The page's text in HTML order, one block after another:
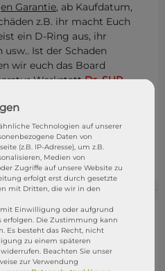
Garantie, ab Kaufdatum,
z.B. ihr macht Euch
ein D-Ring aus, ihr
Ist der Schaden
wir euch das Board
WerkstattDr. SUP.
Eure Rechte aus dem
bleibt natürlich
mit derDR. SUP
Technologien auf unserer
Daten von
(z.B. IP-Adresse), um z.B.
Medien von
Zugriffe auf unsere Website zu
erfolgt erst durch gesetzte
mit Dritten, die wir in den
Einwilligung oder aufgrund
erfolgen. Die Zustimmung kann
Es besteht das Recht, nicht
zu einem späteren
Beachten Sie unser
zur Verwendung